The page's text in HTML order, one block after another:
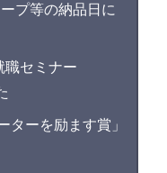
プ等の納品日に
職セミナー
ターを励ます賞」